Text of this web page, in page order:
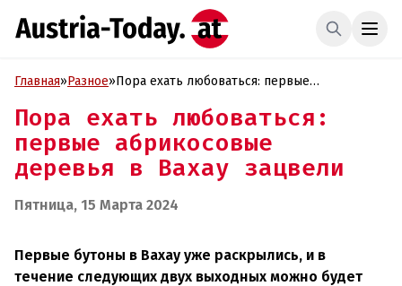
Главная»Разное»Пора ехать любоваться: первые
Пора ехать любоваться:
первые абрикосовые
деревья в Вахау зацвели
Пятница, 15 Марта 2024
Первые бутоны в Вахау уже раскрылись, и в
течение следующих двух выходных можно будет